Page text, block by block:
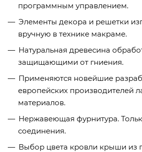
программным управлением.
Элементы декора и решетки
вручную в технике макраме.
Натуральная древесина
защищающими от гниения.
Применяются новейшие
европейских производителей
материалов.
Нержавеющая фурнитура.
соединения.
Выбор цвета кровли крыши из